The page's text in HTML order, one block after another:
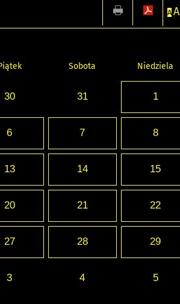
A A
Sobota Niedziela
30 31 1
6 7 8
13 14 15
20 21 22
27 28 29
3 4 5